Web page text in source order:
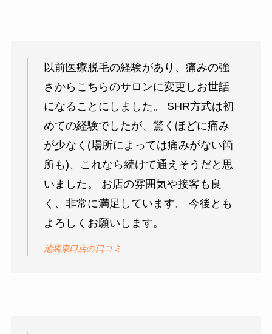
以前医療脱毛の経験があり、痛みの強
さからこちらのサロンに変更しお世話
になることにしました。 SHR方式は初
めての経験でしたが、驚くほどに痛み
が少なく(場所によっては痛みがない箇
所も)、これなら続けて通えそうだと思
いました。 お店の雰囲気や接客も良
く、非常に満足しています。 今後とも
よろしくお願いします。
池袋東口店の口コミ